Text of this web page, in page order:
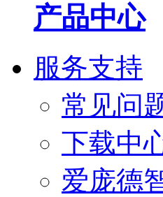
产品中心
服务支持
常见问
下载中
爱庞德